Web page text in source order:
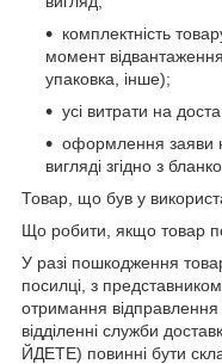
комплектність
момент
упаковка, інше);
усі витрати на
оформлення заяви
вигляді згідно з
Товар, що був у
Що робити, якщо товар
У разі пошкодження
посилці, з
отримання
відділенні служби
ЙДЕТЕ) повинні бути